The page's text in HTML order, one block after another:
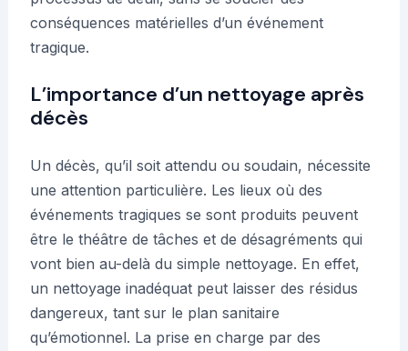
conséquences matérielles d’un événement
tragique.
L’importance d’un nettoyage après
décès
Un décès, qu’il soit attendu ou soudain, nécessite
une attention particulière. Les lieux où des
événements tragiques se sont produits peuvent
être le théâtre de tâches et de désagréments qui
vont bien au-delà du simple nettoyage. En effet,
un nettoyage inadéquat peut laisser des résidus
dangereux, tant sur le plan sanitaire
qu’émotionnel. La prise en charge par des